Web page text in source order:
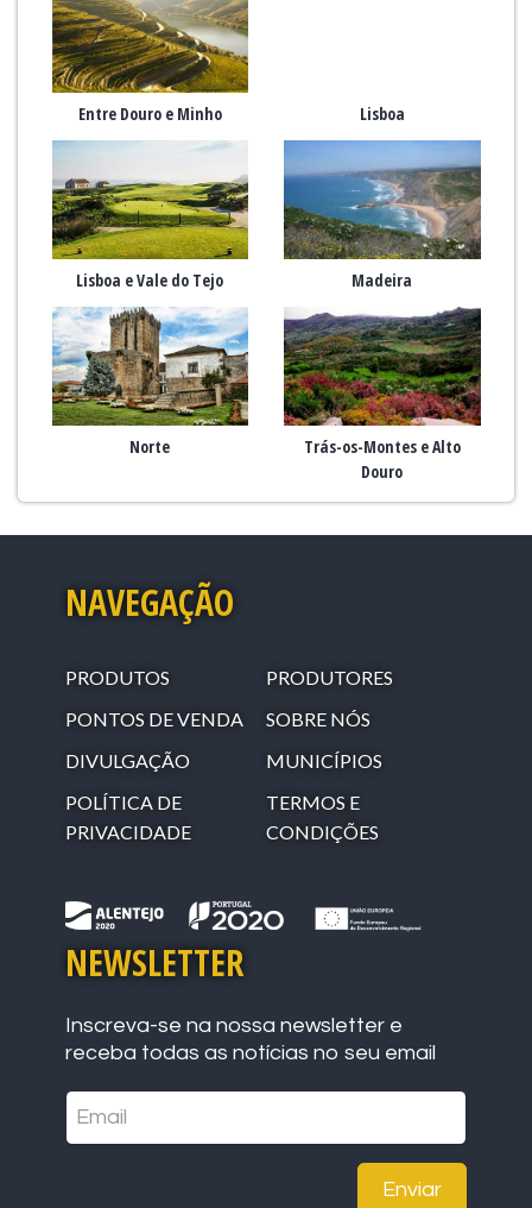
Entre Douro e Minho Lisboa
Lisboa e Vale do Tejo Madeira
Norte
Trás-os-Montes e Alto
Douro
NAVEGAÇÃO
PRODUTOS
PRODUTORES
PONTOS DE VENDA
SOBRE NÓS
DIVULGAÇÃO
MUNICÍPIOS
POLÍTICA DE
PRIVACIDADE
TERMOS E
CONDIÇÕES
NEWSLETTER
Inscreva-se na nossa newsletter e
receba todas as notícias no seu email
Enviar